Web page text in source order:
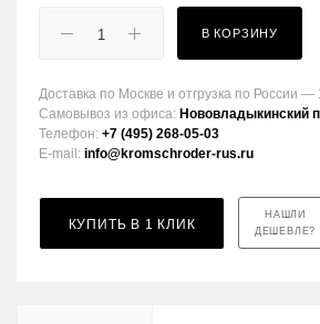
В КОРЗИНУ
Доставка по Москве и отгрузка по России —
Самовывоз из офиса: Нововладыкинский
Телефон: +7 (495) 268-05-03
E-mail: info@kromschroder-rus.ru
КУПИТЬ В 1 КЛИК
НАШЛИ
ДЕШЕВЛЕ?